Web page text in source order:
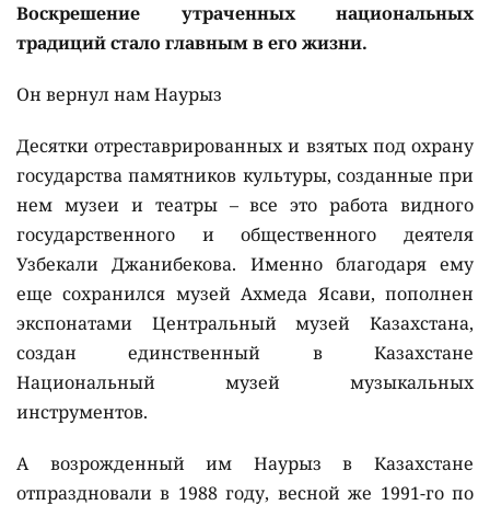
Воскрешение утраченных национальных
традиций стало главным в его жизни.
Он вернул нам Наурыз
Десятки отреставрированных и взятых под охрану
государства памятников культуры, созданные при
нем музеи и театры – все это работа видного
государственного и общественного деятеля
Узбекали Джанибекова. Именно благодаря ему
еще сохранился музей Ахмеда Ясави, пополнен
экспонатами Центральный музей Казахстана,
создан единственный в Казахстане
Национальный музей музыкальных
инструментов.
А возрожденный им Наурыз в Казахстане
отпраздновали в 1988 году, весной же 1991-го по